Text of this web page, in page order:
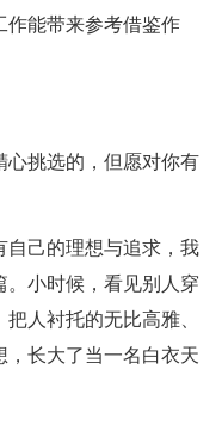
作能带来参考借鉴作
心挑选的，但愿对你有
自己的理想与追求，我
。小时候，看见别人穿
人衬托的无比高雅、
，长大了当一名白衣天